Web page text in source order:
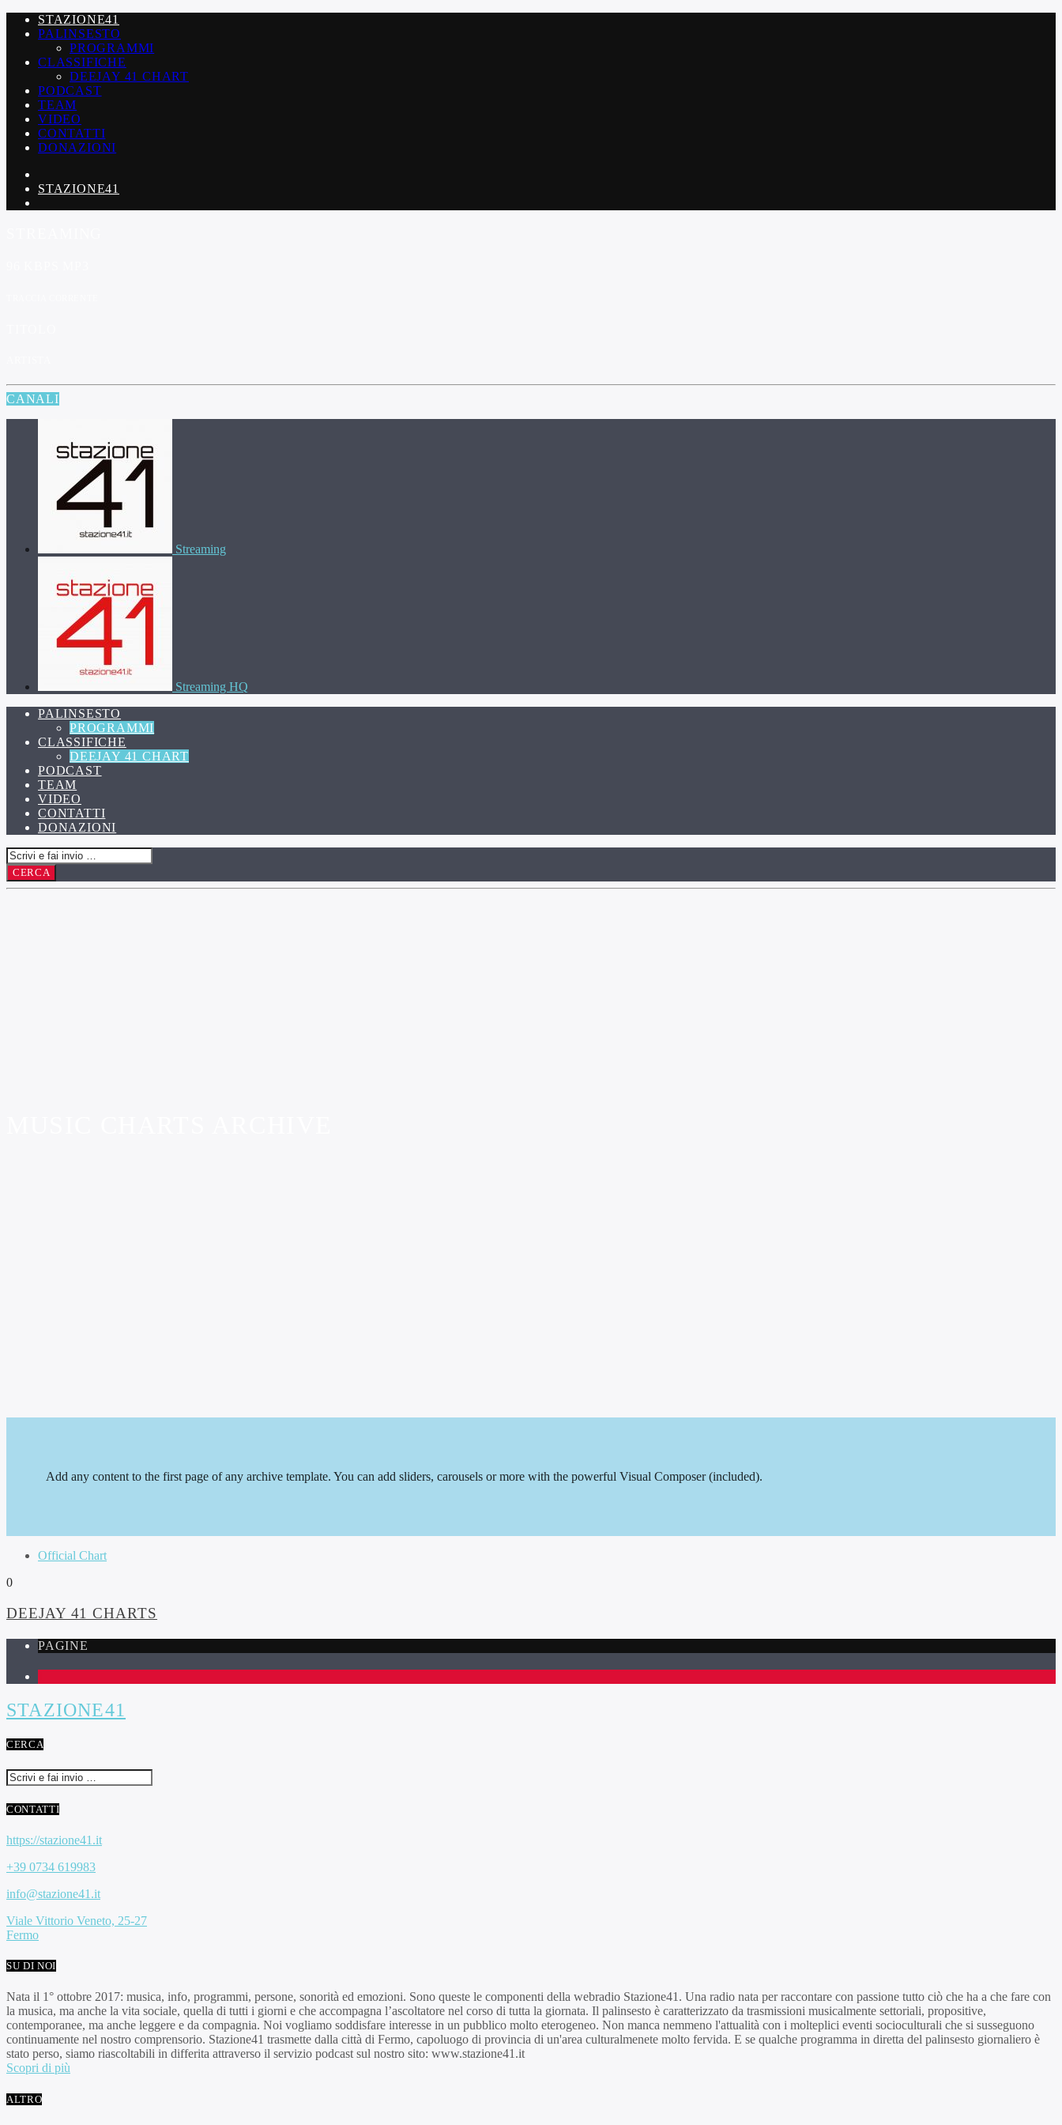
STAZIONE41
PALINSESTO
PROGRAMMI
CLASSIFICHE
DEEJAY 41 CHART
PODCAST
TEAM
VIDEO
CONTATTI
DONAZIONI
STAZIONE41
CANALI
Streaming
Streaming HQ
PALINSESTO
PROGRAMMI
CLASSIFICHE
DEEJAY 41 CHART
PODCAST
TEAM
VIDEO
CONTATTI
DONAZIONI
Add any content to the first page of any archive template. You can add sliders, carousels or more with the powerful Visual Composer (included).
Official Chart
0
DEEJAY 41 CHARTS
PAGINE
STAZIONE41
CERCA
CONTATTI
https://stazione41.it
+39 0734 619983
info@stazione41.it
Viale Vittorio Veneto, 25-27
Fermo
SU DI NOI
Nata il 1° ottobre 2017: musica, info, programmi, persone, sonorità ed emozioni. Sono queste le componenti della webradio Stazione41. Una radio nata per raccontare con passione tutto ciò che ha a che fare con
la musica, ma anche la vita sociale, quella di tutti i giorni e che accompagna l’ascoltatore nel corso di tutta la giornata. Il palinsesto è caratterizzato da trasmissioni musicalmente settoriali, propositive,
contemporanee, ma anche leggere e da compagnia. Noi vogliamo soddisfare interesse in un pubblico molto eterogeneo. Non manca nemmeno l'attualità con i molteplici eventi socioculturali che si susseguono
continuamente nel nostro comprensorio. Stazione41 trasmette dalla città di Fermo, capoluogo di provincia di un'area culturalmenete molto fervida. E se qualche programma in diretta del palinsesto giornaliero è
stato perso, siamo riascoltabili in differita attraverso il servizio podcast sul nostro sito: www.stazione41.it
Scopri di più
ALTRO